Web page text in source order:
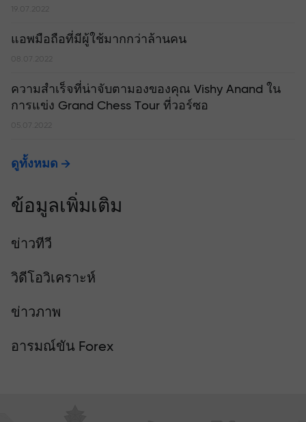
19.07.2022
แอพมือถือที่มีผู้ใช้มากกว่าล้านคน
08.07.2022
ความสำเร็จที่น่าจับตามองของคุณ Vishy Anand ใน
การแข่ง Grand Chess Tour ที่วอร์ซอ
ดูทั้งหมด
ข้อมูลเพิ่มเติม
ข่าวทีวี
วิดีโอวิเคราะห์
ข่าวภาพ
อารมณ์ขัน Forex